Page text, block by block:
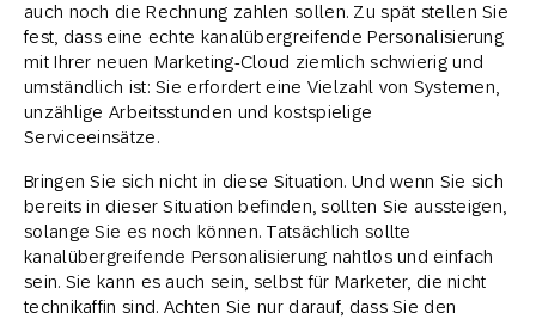
auch noch die Rechnung zahlen sollen. Zu spät stellen Sie
fest, dass eine echte kanalübergreifende Personalisierung
mit Ihrer neuen Marketing-Cloud ziemlich schwierig und
umständlich ist: Sie erfordert eine Vielzahl von Systemen,
unzählige Arbeitsstunden und kostspielige
Serviceeinsätze.
Bringen Sie sich nicht in diese Situation. Und wenn Sie sich
bereits in dieser Situation befinden, sollten Sie aussteigen,
solange Sie es noch können. Tatsächlich sollte
kanalübergreifende Personalisierung nahtlos und einfach
sein. Sie kann es auch sein, selbst für Marketer, die nicht
technikaffin sind. Achten Sie nur darauf, dass Sie den